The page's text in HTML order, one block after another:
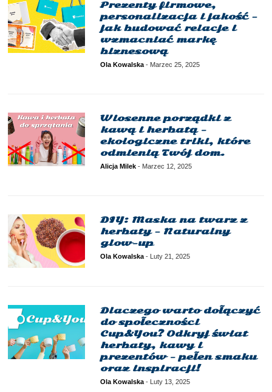
Prezenty firmowe,
personalizacja i jakość –
jak budować relacje i
wzmacniać markę
biznesową
Ola Kowalska - Marzec 25, 2025
Wiosenne porządki z
kawą i herbatą -
ekologiczne triki, które
odmienią Twój dom.
Alicja Milek - Marzec 12, 2025
DIY: Maska na twarz z
herbaty – Naturalny
glow-up
Ola Kowalska - Luty 21, 2025
Dlaczego warto dołączyć
do społeczności
Cup&You? Odkryj świat
herbaty, kawy i
prezentów - pełen smaku
oraz inspiracji!
Ola Kowalska - Luty 13, 2025